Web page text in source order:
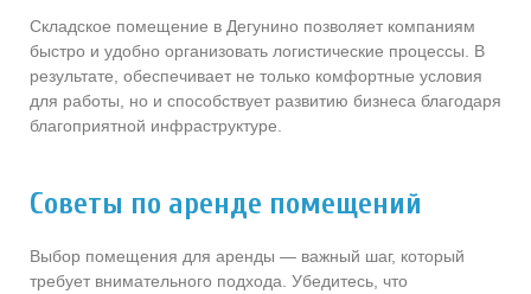
Складское помещение в Дегунино позволяет компаниям
быстро и удобно организовать логистические процессы. В
результате, обеспечивает не только комфортные условия
для работы, но и способствует развитию бизнеса благодаря
благоприятной инфраструктуре.
Советы по аренде помещений
Выбор помещения для аренды — важный шаг, который
требует внимательного подхода. Убедитесь, что